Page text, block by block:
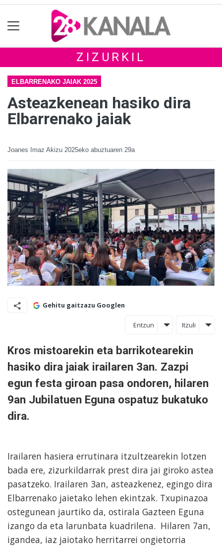
ZIZURKIL
ELBARRENAKO JAIAK 2025
Asteazkenean hasiko dira
Elbarrenako jaiak
Joanes Imaz Akizu 2025eko abuztuaren 29a
Gehitu gaitzazu Googlen
Entzun Itzuli
Kros mistoarekin eta barrikotearekin
hasiko dira jaiak irailaren 3an. Zazpi
egun festa giroan pasa ondoren, hilaren
9an Jubilatuen Eguna ospatuz bukatuko
dira.
Irailaren hasiera errutinara itzultzearekin lotzen
bada ere, zizurkildarrak prest dira jai giroko astea
pasatzeko. Irailaren 3an, asteazkenez, egingo dira
Elbarrenako jaietako lehen ekintzak. Txupinazoa
ostegunean jaurtiko da, ostirala Gazteen Eguna
izango da eta larunbata kuadrilena. Hilaren 7an,
igandea, iaz jaiotako herritarrei ongietorria